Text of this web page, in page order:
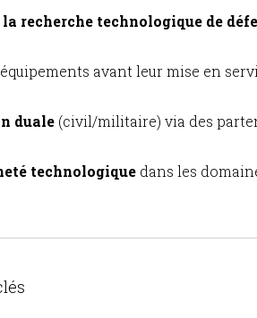
recherche technologique de
avant leur mise en
duale (civil/militaire) via des
technologique dans les